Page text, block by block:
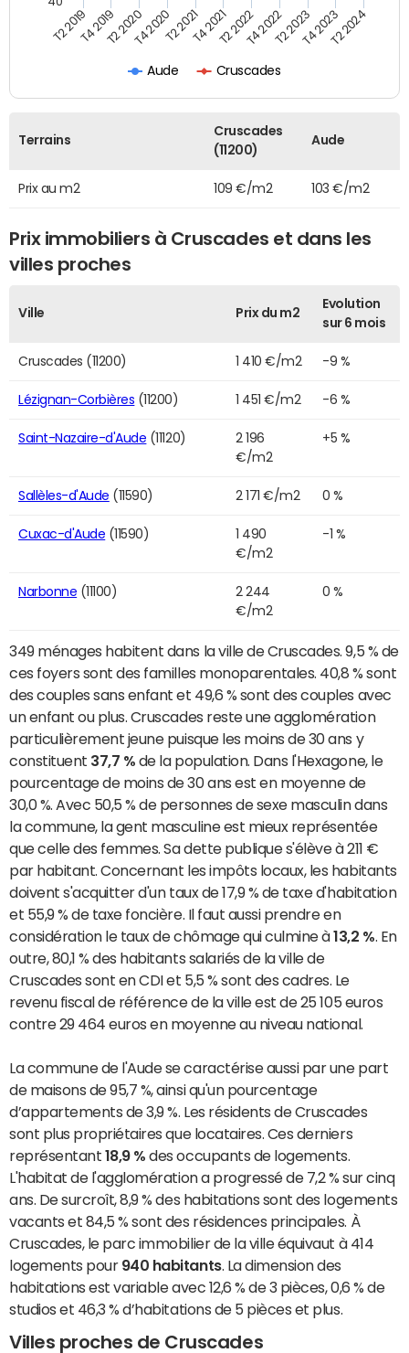
Aude Cruscades
T2 2019T4 2019T2 2020T4 2020T2 2021T4 2021T2 2022T4 2022T2 2023T4 2023T2 2024
Terrains
Cruscades
(11200)
Aude
Prix au m2 109 €/m2 103 €/m2
Prix immobiliers à Cruscades et dans les
villes proches
Ville Prix du m2
Evolution
sur 6 mois
Cruscades (11200) 1 410 €/m2 -9 %
Lézignan-Corbières (11200) 1 451 €/m2 -6 %
Saint-Nazaire-d'Aude (11120)
2 196
€/m2
+5 %
Sallèles-d'Aude (11590) 2 171 €/m2 0 %
Cuxac-d'Aude (11590)
1 490
€/m2
-1 %
Narbonne (11100)
2 244
€/m2
0 %
349 ménages habitent dans la ville de Cruscades. 9,5 % de
ces foyers sont des familles monoparentales. 40,8 % sont
des couples sans enfant et 49,6 % sont des couples avec
un enfant ou plus. Cruscades reste une agglomération
particulièrement jeune puisque les moins de 30 ans y
constituent 37,7 % de la population. Dans l'Hexagone, le
pourcentage de moins de 30 ans est en moyenne de
30,0 %. Avec 50,5 % de personnes de sexe masculin dans
la commune, la gent masculine est mieux représentée
que celle des femmes. Sa dette publique s'élève à 211 €
par habitant. Concernant les impôts locaux, les habitants
doivent s'acquitter d'un taux de 17,9 % de taxe d'habitation
et 55,9 % de taxe foncière. Il faut aussi prendre en
considération le taux de chômage qui culmine à13,2 % . En
outre, 80,1 % des habitants salariés de la ville de
Cruscades sont en CDI et 5,5 % sont des cadres. Le
revenu fiscal de référence de la ville est de 25 105 euros
contre 29 464 euros en moyenne au niveau national.
La commune de l'Aude se caractérise aussi par une part
de maisons de 95,7 %, ainsi qu'un pourcentage
d’appartements de 3,9 %. Les résidents de Cruscades
sont plus propriétaires que locataires. Ces derniers
représentant 18,9 % des occupants de logements.
L'habitat de l'agglomération a progressé de 7,2 % sur cinq
ans. De surcroît, 8,9 % des habitations sont des logements
vacants et 84,5 % sont des résidences principales. À
Cruscades, le parc immobilier de la ville équivaut à 414
logements pour 940 habitants. La dimension des
habitations est variable avec 12,6 % de 3 pièces, 0,6 % de
studios et 46,3 % d’habitations de 5 pièces et plus.
Villes proches de Cruscades